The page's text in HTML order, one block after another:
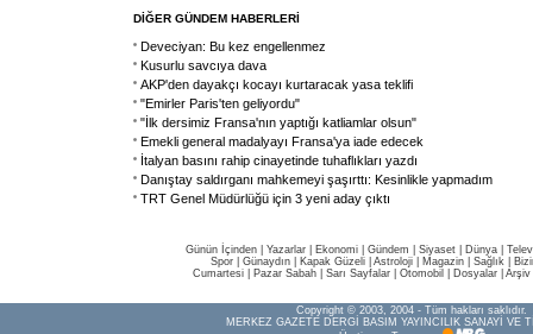
DİĞER GÜNDEM HABERLERİ
Deveciyan: Bu kez engellenmez
Kusurlu savcıya dava
AKP'den dayakçı kocayı kurtaracak yasa teklifi
"Emirler Paris'ten geliyordu"
"İlk dersimiz Fransa'nın yaptığı katliamlar olsun"
Emekli general madalyayı Fransa'ya iade edecek
İtalyan basını rahip cinayetinde tuhaflıkları yazdı
Danıştay saldırganı mahkemeyi şaşırttı: Kesinlikle yapmadım
TRT Genel Müdürlüğü için 3 yeni aday çıktı
Günün İçinden Yazarlar Ekonomi Gündem Siyaset Dünya |
Spor
Günaydın Kapak Güzeli Astroloji Magazin Sağlık
Cumartesi
Pazar Sabah Sarı Sayfalar Otomobil Dosyalar Arşiv
Copyright © 2003, 2004 - Tüm hakları saklıdır.
MERKEZ GAZETE DERGİ BASIM YAYINCILIK SANAYİ VE